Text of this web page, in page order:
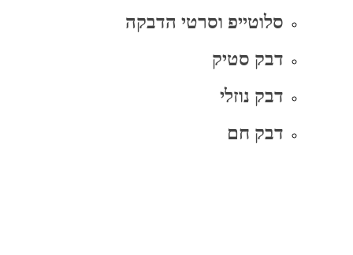
סלוטייפ וסרטי הדבקה
דבק סטיק
דבק נוזלי
דבק חם